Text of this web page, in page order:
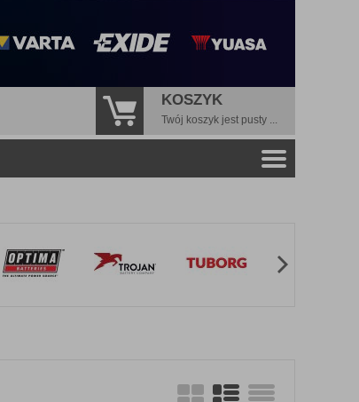
KOSZYK
Twój koszyk jest pusty ...